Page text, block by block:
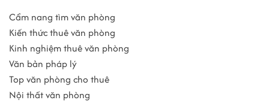
Cẩm nang tìm văn phòng
Kiến thức thuê văn phòng
Kinh nghiệm thuê văn phòng
Văn bản pháp lý
Top văn phòng cho thuê
Nội thất văn phòng